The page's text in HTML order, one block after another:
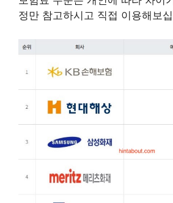
정만 참고하시고 직접 이용해보